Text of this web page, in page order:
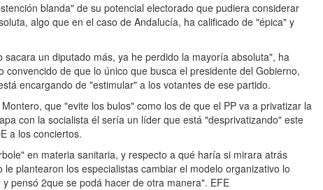
blanda" de su potencial electorado que pudiera considerar
algo que en el caso de Andalucía, ha calificado de "épica" y
un diputado más, ya he perdido la mayoría absoluta", ha
de que lo único que busca el presidente del Gobierno,
encargando de "estimular" a los votantes de ese partido.
que "evite los bulos" como los de que el PP va a privatizar la
con la socialista él sería un líder que está "desprivatizando" este
a los conciertos.
en materia sanitaria, y respecto a qué haría si mirara atrás
plantearon los especialistas cambiar el modelo organizativo lo
pensó 2que se podá hacer de otra manera". EFE